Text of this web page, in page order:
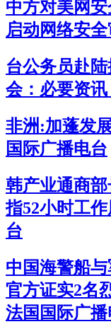
中方对美网
启动网络安
台公务员赴
会：必要资
非洲:加蓬发
国际广播电台
韩产业通商
指52小时工
台
中国海警船
官方证实2名
法国国际广播